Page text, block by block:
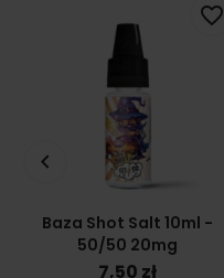
Baza Shot Salt 10ml -
50/50 20mg
7,50 zł
favorite_border
keyboard_arrow_left